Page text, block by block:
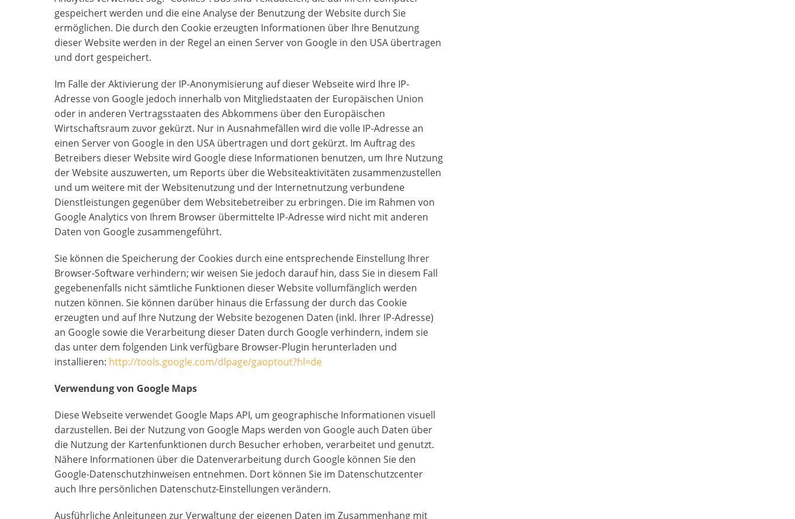
gespeichert werden und die eine Analyse der Benutzung der Website durch Sie
ermöglichen. Die durch den Cookie erzeugten Informationen über Ihre Benutzung
dieser Website werden in der Regel an einen Server von Google in den USA übertragen
und dort gespeichert.
Im Falle der Aktivierung der IP-Anonymisierung auf dieser Webseite wird Ihre IP-
Adresse von Google jedoch innerhalb von Mitgliedstaaten der Europäischen Union
oder in anderen Vertragsstaaten des Abkommens über den Europäischen
Wirtschaftsraum zuvor gekürzt. Nur in Ausnahmefällen wird die volle IP-Adresse an
einen Server von Google in den USA übertragen und dort gekürzt. Im Auftrag des
Betreibers dieser Website wird Google diese Informationen benutzen, um Ihre Nutzung
der Website auszuwerten, um Reports über die Websiteaktivitäten zusammenzustellen
und um weitere mit der Websitenutzung und der Internetnutzung verbundene
Dienstleistungen gegenüber dem Websitebetreiber zu erbringen. Die im Rahmen von
Google Analytics von Ihrem Browser übermittelte IP-Adresse wird nicht mit anderen
Daten von Google zusammengeführt.
Sie können die Speicherung der Cookies durch eine entsprechende Einstellung Ihrer
Browser-Software verhindern; wir weisen Sie jedoch darauf hin, dass Sie in diesem Fall
gegebenenfalls nicht sämtliche Funktionen dieser Website vollumfänglich werden
nutzen können. Sie können darüber hinaus die Erfassung der durch das Cookie
erzeugten und auf Ihre Nutzung der Website bezogenen Daten (inkl. Ihrer IP-Adresse)
an Google sowie die Verarbeitung dieser Daten durch Google verhindern, indem sie
das unter dem folgenden Link verfügbare Browser-Plugin herunterladen und
installieren: http://tools.google.com/dlpage/gaoptout?hl=de
Verwendung von Google Maps
Diese Webseite verwendet Google Maps API, um geographische Informationen visuell
darzustellen. Bei der Nutzung von Google Maps werden von Google auch Daten über
die Nutzung der Kartenfunktionen durch Besucher erhoben, verarbeitet und genutzt.
Nähere Informationen über die Datenverarbeitung durch Google können Sie den
Google-Datenschutzhinweisen entnehmen. Dort können Sie im Datenschutzcenter
auch Ihre persönlichen Datenschutz-Einstellungen verändern.
Ausführliche Anleitungen zur Verwaltung der eigenen Daten im Zusammenhang mit